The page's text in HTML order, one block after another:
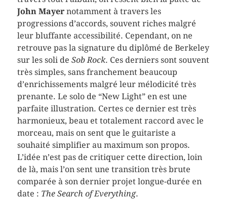
John Mayernotamment à travers les
progressions d’accords, souvent riches malgré
leur bluffante accessibilité. Cependant, on ne
retrouve pas la signature du diplômé de Berkeley
sur les soli de Sob Rock. Ces derniers sont souvent
très simples, sans franchement beaucoup
d’enrichissements malgré leur mélodicité très
prenante. Le solo de “New Light” en est une
parfaite illustration. Certes ce dernier est très
harmonieux, beau et totalement raccord avec le
morceau, mais on sent que le guitariste a
souhaité simplifier au maximum son propos.
L’idée n’est pas de critiquer cette direction, loin
de là, mais l’on sent une transition très brute
comparée à son dernier projet longue-durée en
date : The Search of Everything.